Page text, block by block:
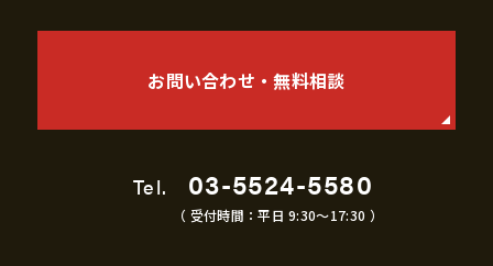
お問い合わせ・無料相談
Tel. 03-5524-5580
（ 受付時間：平日 9:30〜17:30 ）